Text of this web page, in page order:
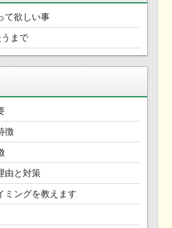
て欲しい事
まで
徴
由と対策
ミングを教えます